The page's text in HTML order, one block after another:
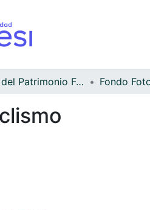
Archivo del Patrimonio Fotográfico y Fílmico del Valle del Cauca